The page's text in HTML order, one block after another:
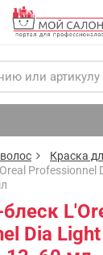
Краска
Professionnel
Dia